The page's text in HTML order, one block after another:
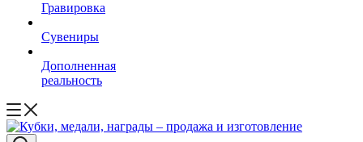
Гравировка
Сувениры
Дополненная
реальность